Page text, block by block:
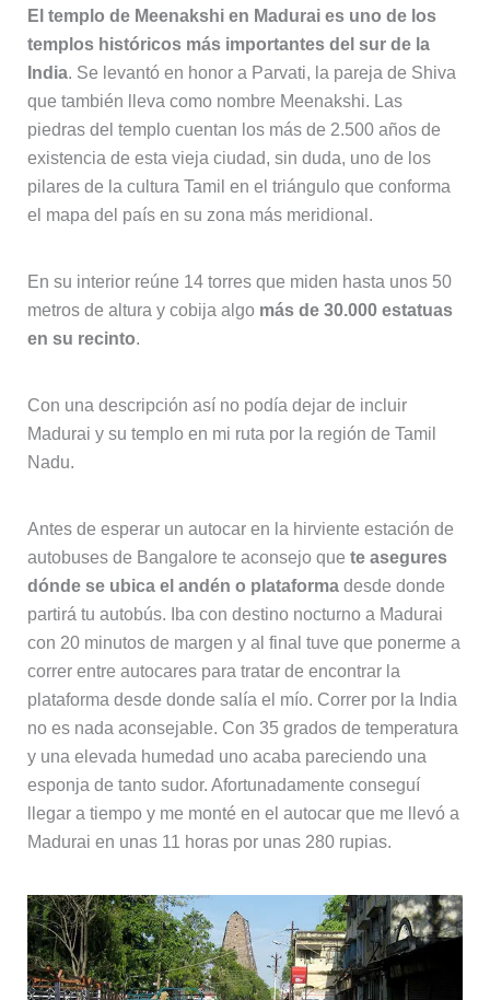
El templo de Meenakshi en Madurai es uno de los
templos históricos más importantes del sur de la
India. Se levantó en honor a Parvati, la pareja de Shiva
que también lleva como nombre Meenakshi. Las
piedras del templo cuentan los más de 2.500 años de
existencia de esta vieja ciudad, sin duda, uno de los
pilares de la cultura Tamil en el triángulo que conforma
el mapa del país en su zona más meridional.
En su interior reúne 14 torres que miden hasta unos 50
metros de altura y cobija algo más de 30.000 estatuas
en su recinto.
Con una descripción así no podía dejar de incluir
Madurai y su templo en mi ruta por la región de Tamil
Nadu.
Antes de esperar un autocar en la hirviente estación de
autobuses de Bangalore te aconsejo que te asegures
dónde se ubica el andén o plataformadesde donde
partirá tu autobús. Iba con destino nocturno a Madurai
con 20 minutos de margen y al final tuve que ponerme a
correr entre autocares para tratar de encontrar la
plataforma desde donde salía el mío. Correr por la India
no es nada aconsejable. Con 35 grados de temperatura
y una elevada humedad uno acaba pareciendo una
esponja de tanto sudor. Afortunadamente conseguí
llegar a tiempo y me monté en el autocar que me llevó a
Madurai en unas 11 horas por unas 280 rupias.